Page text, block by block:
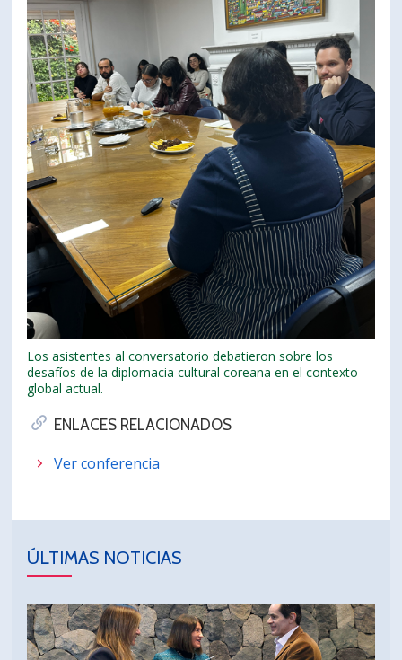
Los asistentes al conversatorio debatieron sobre los
desafíos de la diplomacia cultural coreana en el contexto
global actual.
ENLACES RELACIONADOS
Ver conferencia
ÚLTIMAS NOTICIAS